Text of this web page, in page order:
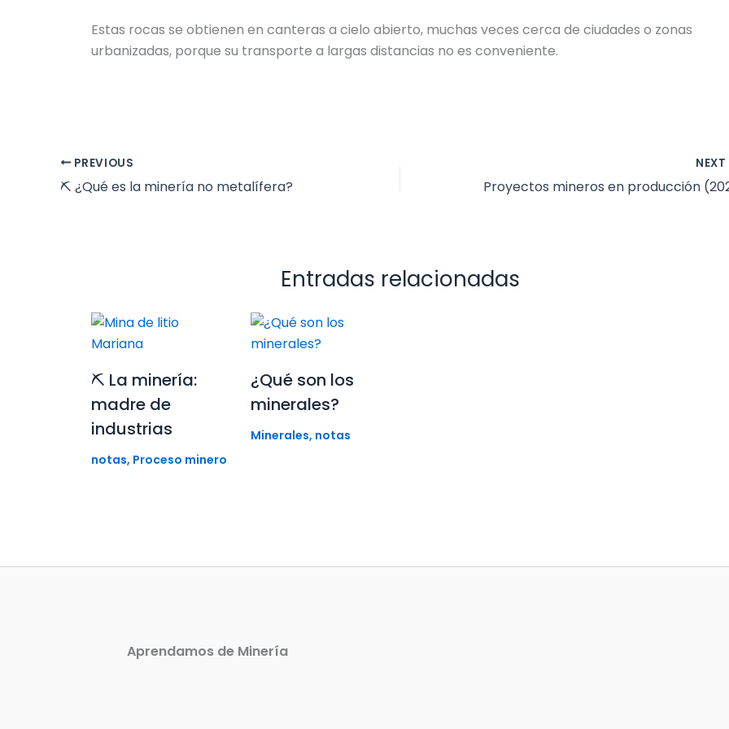
Estas rocas se obtienen en canteras a cielo abierto, muchas veces cerca de ciudades o zonas
urbanizadas, porque su transporte a largas distancias no es conveniente.
PREVIOUS
⛏️ ¿Qué es la minería no metalífera?
NEXT
Entradas relacionadas
⛏️ La minería:
madre de
industrias
notas, Proceso minero
¿Qué son los
minerales?
Minerales, notas
Aprendamos de Minería